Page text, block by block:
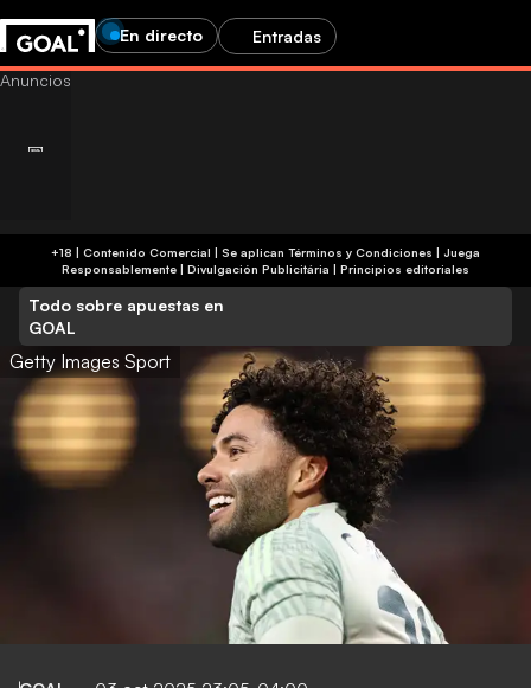
En directo Entradas
+18 | Contenido Comercial | Se aplican Términos y Condiciones | Juega
Responsablemente | Divulgación Publicitária | Principios editoriales
Todo sobre apuestas en
GOAL
Getty Images Sport